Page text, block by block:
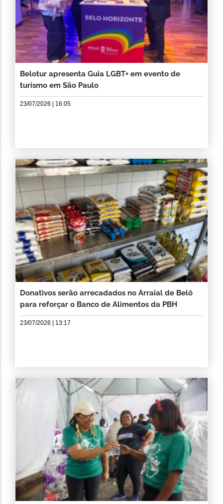
Belotur apresenta Guia LGBT+ em evento de
turismo em São Paulo
23/07/2026 | 16:05
Donativos serão arrecadados no Arraial de Belô
para reforçar o Banco de Alimentos da PBH
23/07/2026 | 13:17